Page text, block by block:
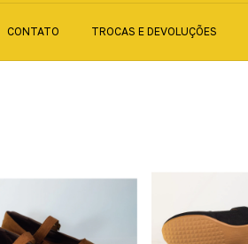
CONTATO TROCAS E DEVOLUÇÕES